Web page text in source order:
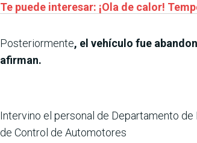
Te puede interesar: ¡Ola de calor!
Posteriormente, el vehículo fue
afirman.
Intervino el personal de Departamento
de Control de Automotores